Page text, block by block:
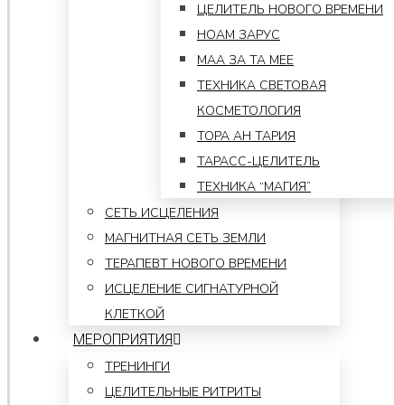
ЦЕЛИТЕЛЬ НОВОГО ВРЕМЕНИ
НОАМ ЗАРУС
МАА ЗА ТА МЕЕ
ТЕХНИКА СВЕТОВАЯ
КОСМЕТОЛОГИЯ
ТОРА АН ТАРИЯ
ТАРАСС-ЦЕЛИТЕЛЬ
ТЕХНИКА “МАГИЯ”
СЕТЬ ИСЦЕЛЕНИЯ
МАГНИТНАЯ СЕТЬ ЗЕМЛИ
ТЕРАПЕВТ НОВОГО ВРЕМЕНИ
ИСЦЕЛЕНИЕ СИГНАТУРНОЙ
КЛЕТКОЙ
МЕРОПРИЯТИЯ
ТРЕНИНГИ
ЦЕЛИТЕЛЬНЫЕ РИТРИТЫ